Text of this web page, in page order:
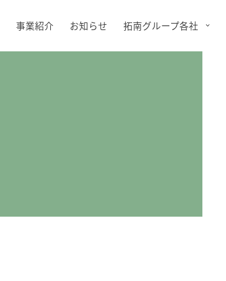
事業紹介 お知らせ 拓南グループ各社